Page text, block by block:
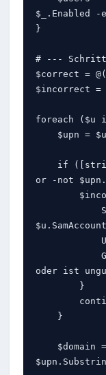
$_.Enabled
}
# ---
$correct =
$incorrect =
foreach ($u
or -not
oder ist